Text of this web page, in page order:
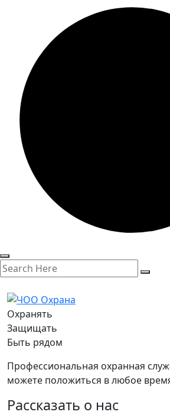
Охранять
Защищать
Быть рядом
Профессиональная охранная
можете положиться в любое
Рассказать о нас